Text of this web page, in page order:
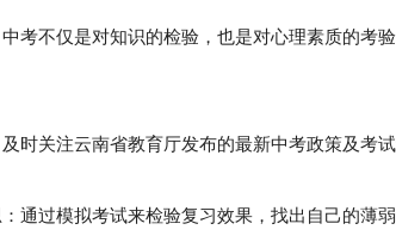
不仅是对知识的检验，也是对心理素质的考验
关注云南省教育厅发布的最新中考政策及考试
过模拟考试来检验复习效果，找出自己的薄弱